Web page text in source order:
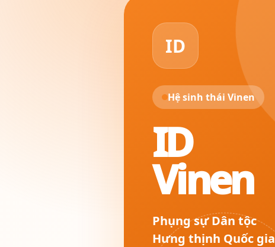
ID
Hệ sinh thái Vinen
ID
Vinen
Phụng sự Dân tộc
Hưng thịnh Quốc gia